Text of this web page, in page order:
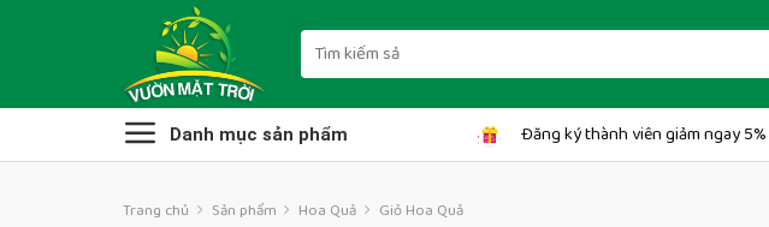
Tìm
kiếm:
Danh mục sản phẩm Đăng ký thành viên giảm ngay 5%
Trang chủ Sản phẩm Hoa Quả Giỏ Hoa Quả